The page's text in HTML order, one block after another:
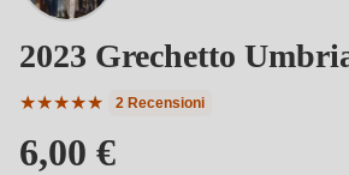
2023 Grechetto
★★★★★
Valutazione media di 5 su 5 stelle
2 Recensioni
6,00 €